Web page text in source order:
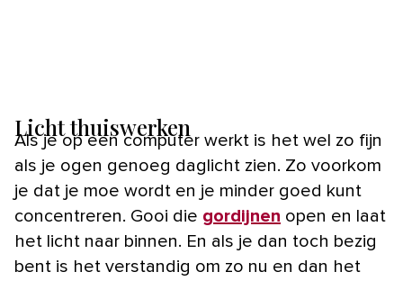
Licht thuiswerken
Als je op een computer werkt is het wel zo fijn
als je ogen genoeg daglicht zien. Zo voorkom
je dat je moe wordt en je minder goed kunt
concentreren. Gooi die gordijnen open en laat
het licht naar binnen. En als je dan toch bezig
bent is het verstandig om zo nu en dan het